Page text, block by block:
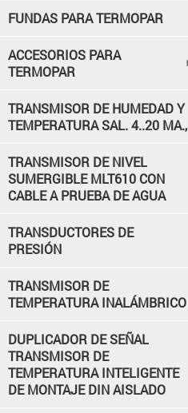
FUNDAS PARA TERMOPAR
ACCESORIOS PARA
TERMOPAR
TRANSMISOR DE HUMEDAD Y
TEMPERATURA SAL. 4..20 MA.,
TRANSMISOR DE NIVEL
SUMERGIBLE MLT610 CON
CABLE A PRUEBA DE AGUA
TRANSDUCTORES DE
PRESIÓN
TRANSMISOR DE
TEMPERATURA INALÁMBRICO
DUPLICADOR DE SEÑAL
TRANSMISOR DE
TEMPERATURA INTELIGENTE
DE MONTAJE DIN AISLADO